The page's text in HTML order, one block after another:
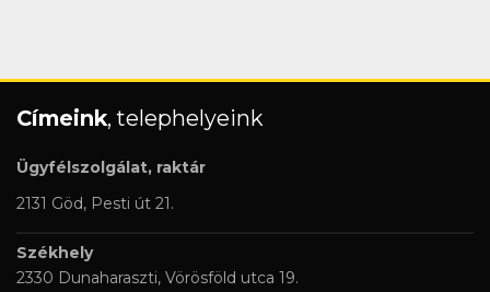
Címeink, telephelyeink
Ügyfélszolgálat, raktár
2131 Göd, Pesti út 21.
Székhely
2330 Dunaharaszti, Vörösföld utca 19.